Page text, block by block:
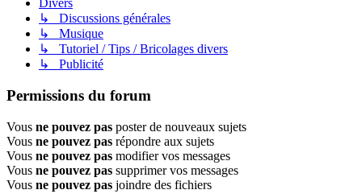
Divers
↳ Discussions générales
↳ Musique
↳ Tutoriel / Tips / Bricolages divers
↳ Publicité
Permissions du forum
Vous ne pouvez pas poster de nouveaux sujets
Vous ne pouvez pas répondre aux sujets
Vous ne pouvez pas modifier vos messages
Vous ne pouvez pas supprimer vos messages
Vous ne pouvez pas joindre des fichiers